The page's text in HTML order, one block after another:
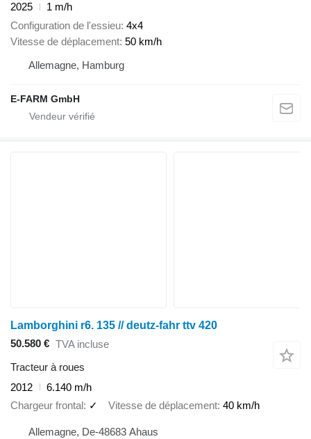
2025
1 m/h
Configuration de l'essieu 4x4
Vitesse de déplacement 50 km/h
Allemagne, Hamburg
E-FARM GmbH
Lamborghini r6. 135 // deutz-fahr ttv 420
50.580 € TVA incluse
Tracteur à roues
2012
6.140 m/h
Chargeur frontal ✓ Vitesse de déplacement 40 km/h
Allemagne, De-48683 Ahaus